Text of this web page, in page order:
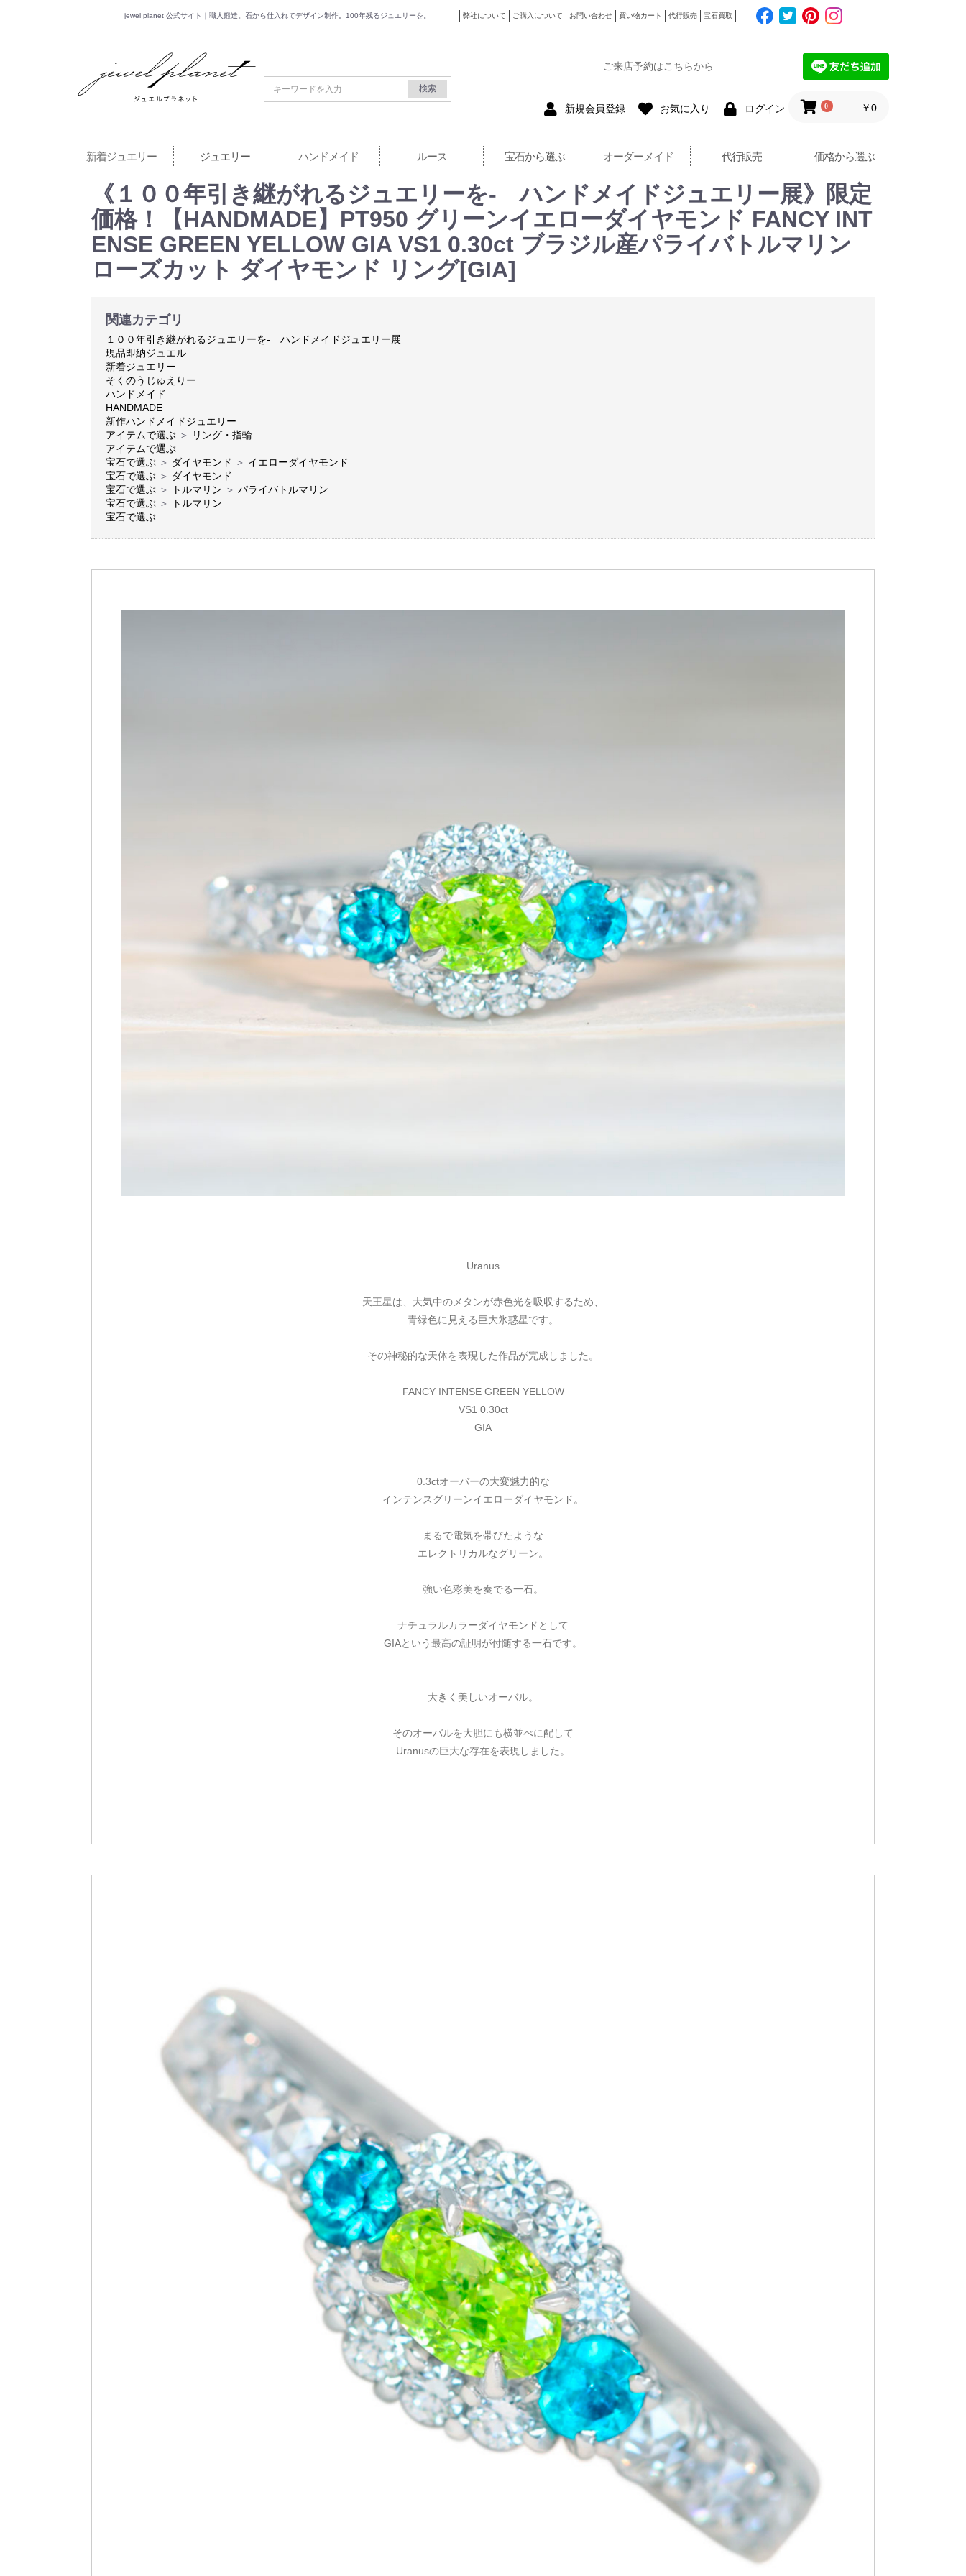
jewel planet 公式サイト｜職人鍛造。石から仕入れてデザイン制作。100年残るジュエリーを。 弊社について ご購入について お問い合わせ 買い物カート 代行販売 宝石買取
jewel planet 公式サイト
検索
ご来店予約はこちらから
新規会員登録 お気に入り ログイン 0 ￥0
新着ジュエリー ジュエリー ハンドメイド ルース 宝石から選ぶ オーダーメイド 代行販売 価格から選ぶ
《１００年引き継がれるジュエリーを- ハンドメイドジュエリー展》限定
価格！【HANDMADE】PT950 グリーンイエローダイヤモンド FANCY INT
ENSE GREEN YELLOW GIA VS1 0.30ct ブラジル産パライバトルマリン
ローズカット ダイヤモンド リング[GIA]
関連カテゴリ
１００年引き継がれるジュエリーを- ハンドメイドジュエリー展
現品即納ジュエル
新着ジュエリー
そくのうじゅえりー
ハンドメイド
HANDMADE
新作ハンドメイドジュエリー
アイテムで選ぶ ＞
リング・指輪
アイテムで選ぶ
宝石で選ぶ ＞ ダイヤモンド ＞ イエローダイヤモンド
宝石で選ぶ ＞ ダイヤモンド
宝石で選ぶ ＞ トルマリン ＞ パライバトルマリン
宝石で選ぶ ＞
トルマリン
宝石で選ぶ
Uranus
天王星は、大気中のメタンが赤色光を吸収するため、
青緑色に見える巨大氷惑星です。
その神秘的な天体を表現した作品が完成しました。
FANCY INTENSE GREEN YELLOW
VS1 0.30ct
GIA
0.3ctオーバーの大変魅力的な
インテンスグリーンイエローダイヤモンド。
まるで電気を帯びたような
エレクトリカルなグリーン。
強い色彩美を奏でる一石。
ナチュラルカラーダイヤモンドとして
GIAという最高の証明が付随する一石です。
大きく美しいオーバル。
そのオーバルを大胆にも横並べに配して
Uranusの巨大な存在を表現しました。
ご注文手続き カートを見る お買い物を続ける